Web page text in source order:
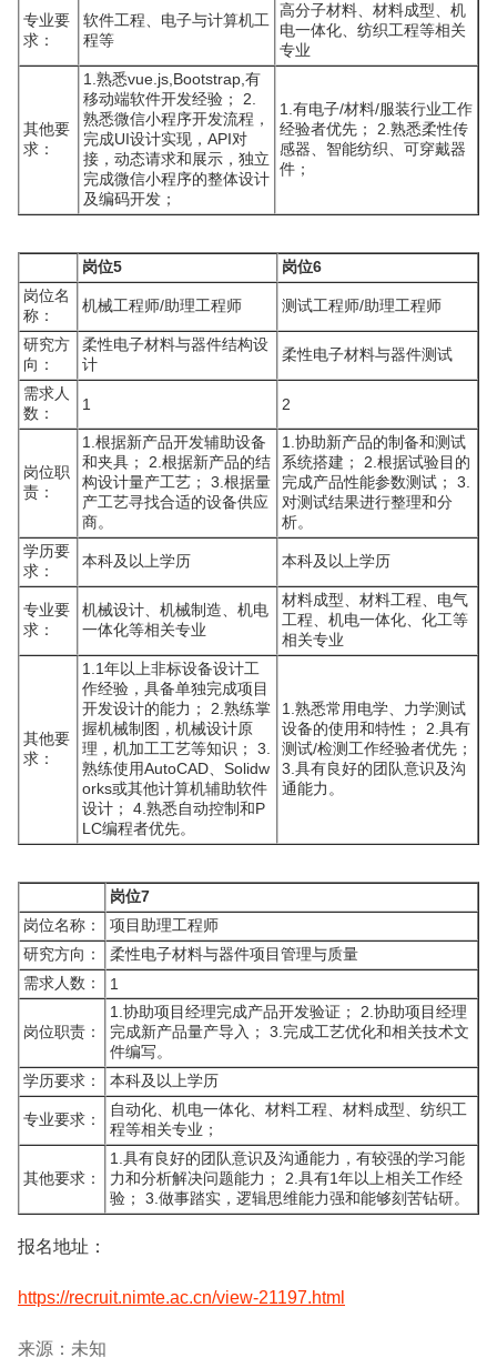
专业要
求：
软件工程、电子与计算机工
程等
高分子材料、材料成型、机
电一体化、纺织工程等相关
专业
其他要
求：
1.熟悉vue.js,Bootstrap,有
移动端软件开发经验； 2.
熟悉微信小程序开发流程，
完成UI设计实现，API对
接，动态请求和展示，独立
完成微信小程序的整体设计
及编码开发；
1.有电子/材料/服装行业工作
经验者优先； 2.熟悉柔性传
感器、智能纺织、可穿戴器
件；
岗位5
岗位6
岗位名
称：
机械工程师/助理工程师 测试工程师/助理工程师
研究方
向：
柔性电子材料与器件结构设
计
柔性电子材料与器件测试
需求人
数：
1 2
岗位职
责：
1.根据新产品开发辅助设备
和夹具； 2.根据新产品的结
构设计量产工艺； 3.根据量
产工艺寻找合适的设备供应
商。
1.协助新产品的制备和测试
系统搭建； 2.根据试验目的
完成产品性能参数测试； 3.
对测试结果进行整理和分
析。
学历要
求：
本科及以上学历 本科及以上学历
专业要
求：
机械设计、机械制造、机电
一体化等相关专业
材料成型、材料工程、电气
工程、机电一体化、化工等
相关专业
其他要
求：
1.1年以上非标设备设计工
作经验，具备单独完成项目
开发设计的能力； 2.熟练掌
握机械制图，机械设计原
理，机加工工艺等知识； 3.
熟练使用AutoCAD、Solidw
orks或其他计算机辅助软件
设计； 4.熟悉自动控制和P
LC编程者优先。
1.熟悉常用电学、力学测试
设备的使用和特性； 2.具有
测试/检测工作经验者优先；
3.具有良好的团队意识及沟
通能力。
岗位7
岗位名称：
项目助理工程师
研究方向：
柔性电子材料与器件项目管理与质量
需求人数：
1
岗位职责：
1.协助项目经理完成产品开发验证； 2.协助项目经理
完成新产品量产导入； 3.完成工艺优化和相关技术文
件编写。
学历要求：
本科及以上学历
专业要求：
自动化、机电一体化、材料工程、材料成型、纺织工
程等相关专业；
其他要求：
1.具有良好的团队意识及沟通能力，有较强的学习能
力和分析解决问题能力； 2.具有1年以上相关工作经
验； 3.做事踏实，逻辑思维能力强和能够刻苦钻研。
报名地址：
https://recruit.nimte.ac.cn/view-21197.html
来源：未知